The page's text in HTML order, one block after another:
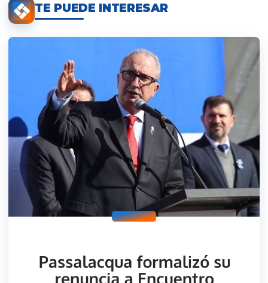
TE PUEDE INTERESAR